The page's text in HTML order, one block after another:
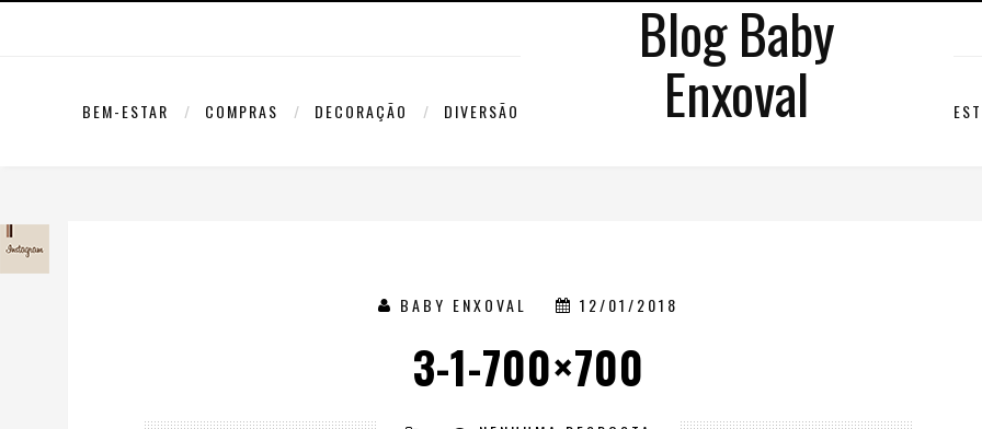
Blog Baby
Enxoval
BEM-ESTAR COMPRAS DECORAÇÃO DIVERSÃO
BABY ENXOVAL 12/01/2018
3-1-700×700